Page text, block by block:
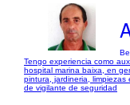
Tengo experiencia como
hospital marina baixa, en
pintura, jardineria,
de vigilante de seguridad